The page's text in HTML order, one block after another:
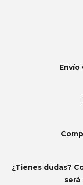
Envío
¿Tienes dudas?